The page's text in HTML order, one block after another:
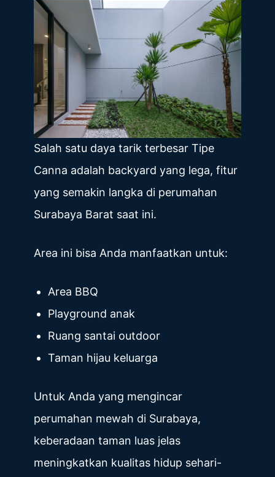
Salah satu daya tarik terbesar Tipe
Canna adalah backyard yang lega, fitur
yang semakin langka di perumahan
Surabaya Barat saat ini.
Area ini bisa Anda manfaatkan untuk:
Area BBQ
Playground anak
Ruang santai outdoor
Taman hijau keluarga
Untuk Anda yang mengincar
perumahan mewah di Surabaya,
keberadaan taman luas jelas
meningkatkan kualitas hidup sehari-